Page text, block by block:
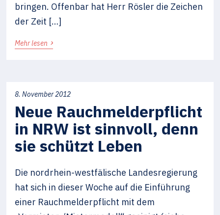
bringen. Offenbar hat Herr Rösler die Zeichen
der Zeit […]
Mehr lesen ›
8. November 2012
Neue Rauchmelderpflicht
in NRW ist sinnvoll, denn
sie schützt Leben
Die nordrhein-westfälische Landesregierung
hat sich in dieser Woche auf die Einführung
einer Rauchmelderpflicht mit dem